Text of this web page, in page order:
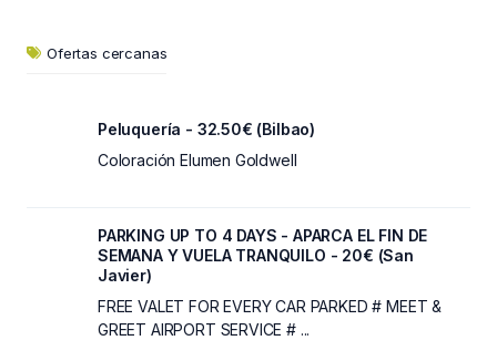
Ofertas cercanas
Peluquería - 32.50€ (Bilbao)
Coloración Elumen Goldwell
PARKING UP TO 4 DAYS - APARCA EL FIN DE
SEMANA Y VUELA TRANQUILO - 20€ (San
Javier)
FREE VALET FOR EVERY CAR PARKED # MEET &
GREET AIRPORT SERVICE # ...